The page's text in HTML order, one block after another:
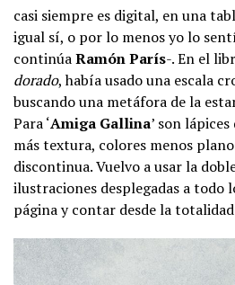
casi siempre es digital, en una
igual sí, o por lo menos yo lo
continúaRamón París-. En el
dorado, había usado una escala
buscando una metáfora de la
Para ‘Amiga Gallina’ son
más textura, colores menos
discontinua. Vuelvo a usar la
ilustraciones desplegadas a todo
página y contar desde la